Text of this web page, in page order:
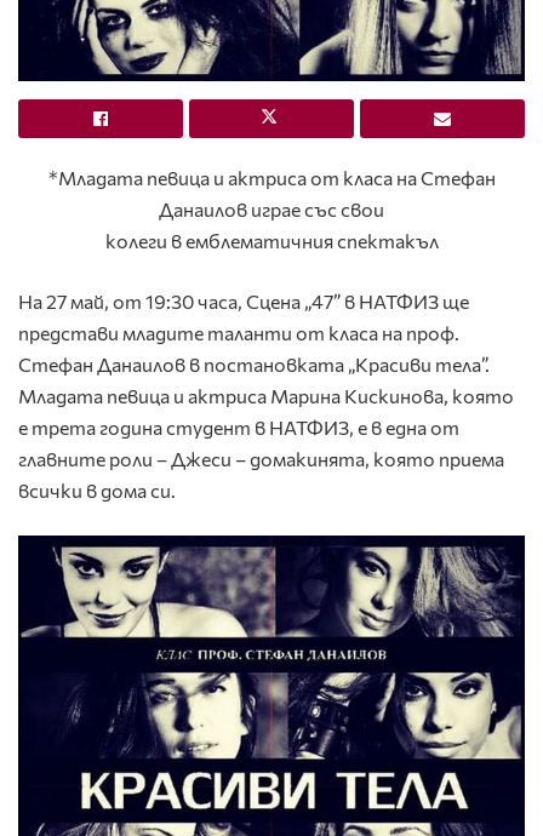
*Младата певица и актриса от класа на Стефан
Данаилов играе със свои
колеги в емблематичния спектакъл
На 27 май, от 19:30 часа, Сцена „47” в НАТФИЗ ще
представи младите таланти от класа на проф.
Стефан Данаилов в постановката „Красиви тела”.
Младата певица и актриса Марина Кискинова, която
е трета година студент в НАТФИЗ, е в една от
главните роли – Джеси – домакинята, която приема
всички в дома си.